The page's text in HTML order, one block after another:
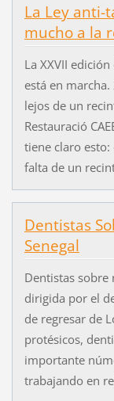
La Ley anti-
mucho a la
La XXVII
está en
lejos de un
Restauració
tiene claro esto:
falta de un
Dentistas
Senegal
Dentistas sobre
dirigida por el
de regresar de
protésicos,
importante
trabajando en